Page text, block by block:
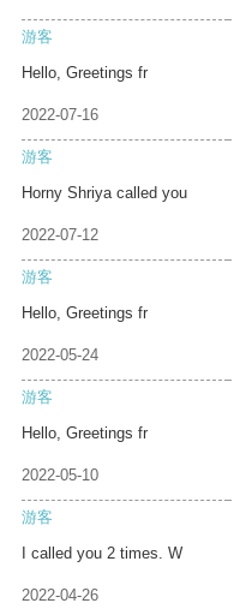
游客
Hello, Greetings fr
2022-07-16
游客
Horny Shriya called you
2022-07-12
游客
Hello, Greetings fr
2022-05-24
游客
Hello, Greetings fr
2022-05-10
游客
I called you 2 times. W
2022-04-26